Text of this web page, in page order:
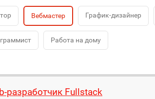
Вебмастер График-дизайнер
Работа на дому
разработчик Fullstack